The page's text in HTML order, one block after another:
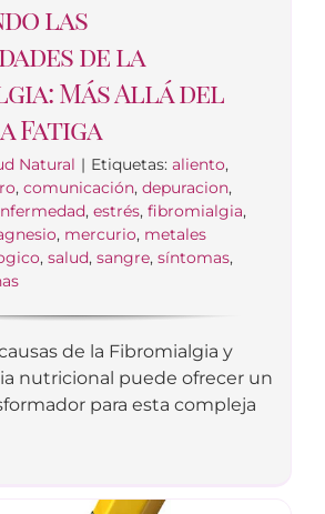
las
de la
Más Allá del
Fatiga
Natural | Etiquetas: aliento,
, comunicación, depuracion,
, estrés, fibromialgia,
, mercurio, metales
, salud, sangre, síntomas,
de la Fibromialgia y
nutricional puede ofrecer un
para esta compleja